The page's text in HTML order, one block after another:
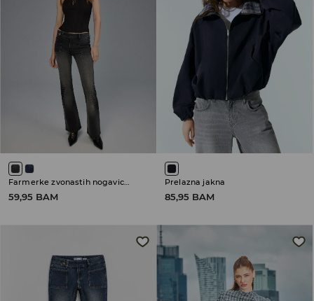
Farmerke zvonastih nogavica sa niskim strukom
59,95 BAM
Prelazna jakna
85,95 BAM